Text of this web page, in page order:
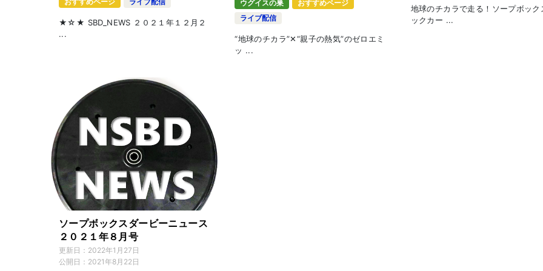
★☆★ SBD_NEWS ２０２１年１２月２
...
ウグイスの巣
おすすめページ
ライブ配信
“地球のチカラ”✕“親子の熱気”のゼロエミ
ッ ...
地球のチカラで走る！ソープボック
ックカー ...
ソープボックスダービーニュース
２０２１年８月号
更新日： 2022年1月27日
公開日： 2021年8月22日